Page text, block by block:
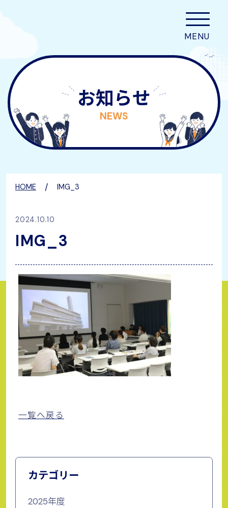
お知らせ
NEWS
HOME / IMG_3
2024.10.10
IMG_3
一覧へ戻る
カテゴリー
2025年度